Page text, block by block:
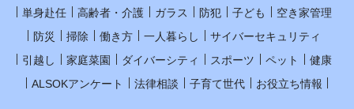
単身赴任
高齢者・介護 ガラス 防犯 子ども
空き家管理
防災
掃除 働き方 一人暮らし
サイバーセキュリティ
引越し
家庭菜園 ダイバーシティ スポーツ ペット
健康
ALSOKアンケート
法律相談 子育て世代 お役立ち情報